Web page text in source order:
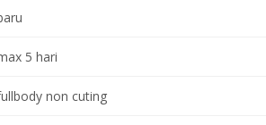
5 hari
non cuting